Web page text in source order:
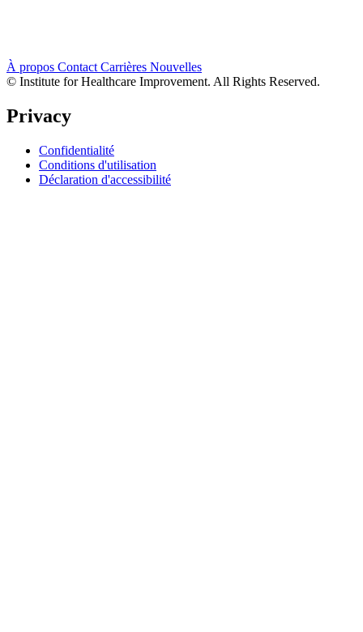
À propos Contact Carrières Nouvelles
© Institute for Healthcare Improvement. All Rights Reserved.
Privacy
Confidentialité
Conditions d'utilisation
Déclaration d'accessibilité